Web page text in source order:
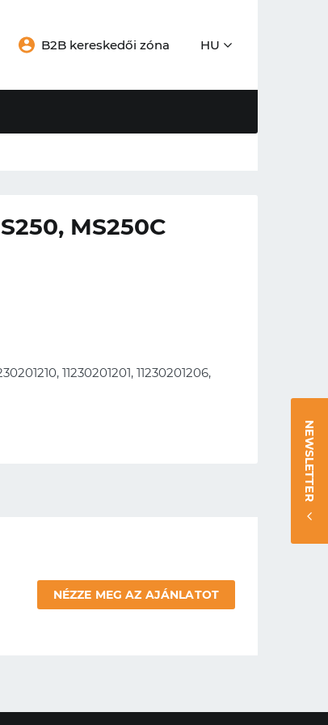
B2B kereskedői zóna HU
MS250C
11230201201, 11230201206,
NÉZZE MEG AZ AJÁNLATOT
NEWSLETTER